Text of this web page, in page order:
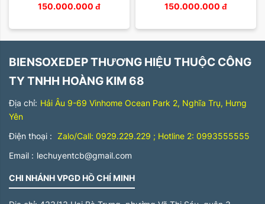
150.000.000 đ 150.000.000 đ
BIENSOXEDEP THƯƠNG HIỆU THUỘC CÔNG
TY TNHH HOÀNG KIM 68
Địa chỉ: Hải Âu 9-69 Vinhome Ocean Park 2, Nghĩa Trụ, Hưng
Yên
Điện thoại : Zalo/Call: 0929.229.229 ; Hotline 2: 0993555555
Email : lechuyentcb@gmail.com
CHI NHÁNH VPGD HỒ CHÍ MINH